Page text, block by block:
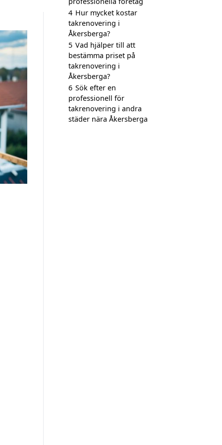
4 Hur mycket kostar
takrenovering i
Åkersberga?
5 Vad hjälper till att
bestämma priset på
takrenovering i
Åkersberga?
6 Sök efter en
professionell för
takrenovering i andra
städer nära Åkersberga